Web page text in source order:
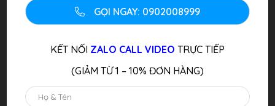
GỌI NGAY: 0902008999
KẾT NỐI ZALO CALL VIDEO TRỰC TIẾP
(GIẢM TỪ 1 – 10% ĐƠN HÀNG)